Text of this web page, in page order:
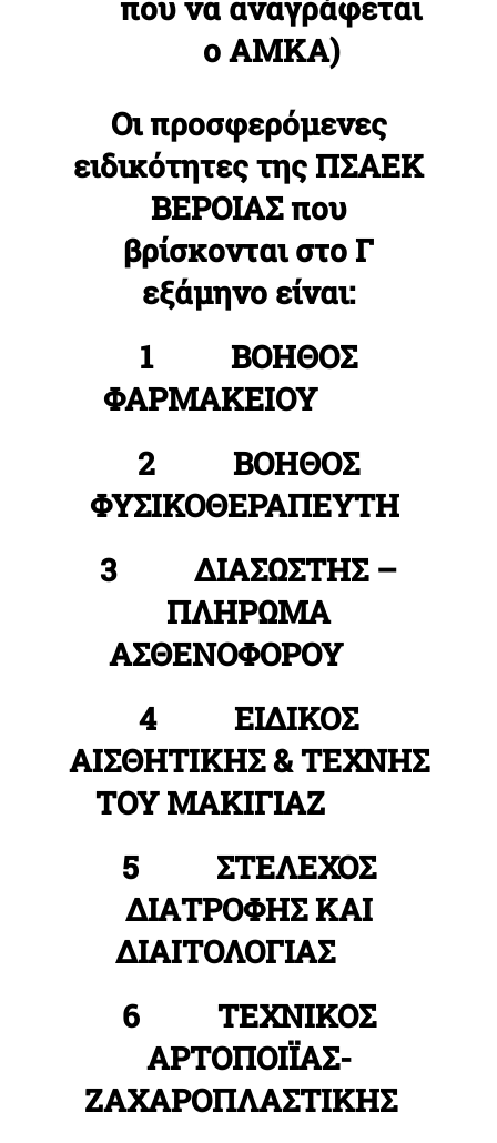
που να αναγράφεται
ο ΑΜΚΑ)
Οι προσφερόμενες
ειδικότητες της ΠΣΑΕΚ
ΒΕΡΟΙΑΣ που
βρίσκονται στο Γ
εξάμηνο είναι:
1 ΒΟΗΘΟΣ
ΦΑΡΜΑΚΕΙΟΥ
2 ΒΟΗΘΟΣ
ΦΥΣΙΚΟΘΕΡΑΠΕΥΤΗ
3 ΔΙΑΣΩΣΤΗΣ –
ΠΛΗΡΩΜΑ
ΑΣΘΕΝΟΦΟΡΟΥ
4 ΕΙΔΙΚΟΣ
ΑΙΣΘΗΤΙΚΗΣ & ΤΕΧΝΗΣ
ΤΟΥ ΜΑΚΙΓΙΑΖ
5 ΣΤΕΛΕΧΟΣ
ΔΙΑΤΡΟΦΗΣ ΚΑΙ
ΔΙΑΙΤΟΛΟΓΙΑΣ
6 ΤΕΧΝΙΚΟΣ
ΑΡΤΟΠΟΙΪΑΣ-
ΖΑΧΑΡΟΠΛΑΣΤΙΚΗΣ